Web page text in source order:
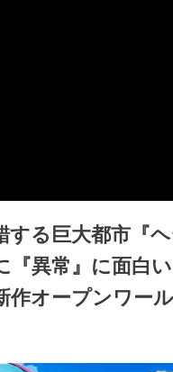
する巨大都市『
『異常』に面白い
作オープンワー